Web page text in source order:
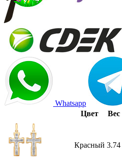
Whatsapp
Цвет
Вес
Красный 3.74